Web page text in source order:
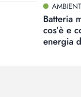
Batteria
cos’è e
energia